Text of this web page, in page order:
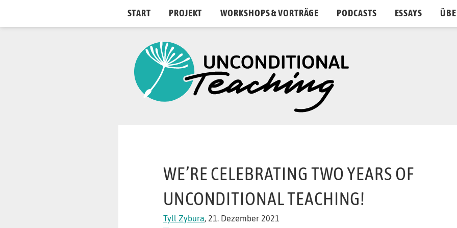
START PROJEKT WORKSHOPS & VORTRÄGE PODCASTS ESSAYS
WE’RE CELEBRATING TWO YEARS OF
UNCONDITIONAL TEACHING!
Tyll Zybura, 21. Dezember 2021